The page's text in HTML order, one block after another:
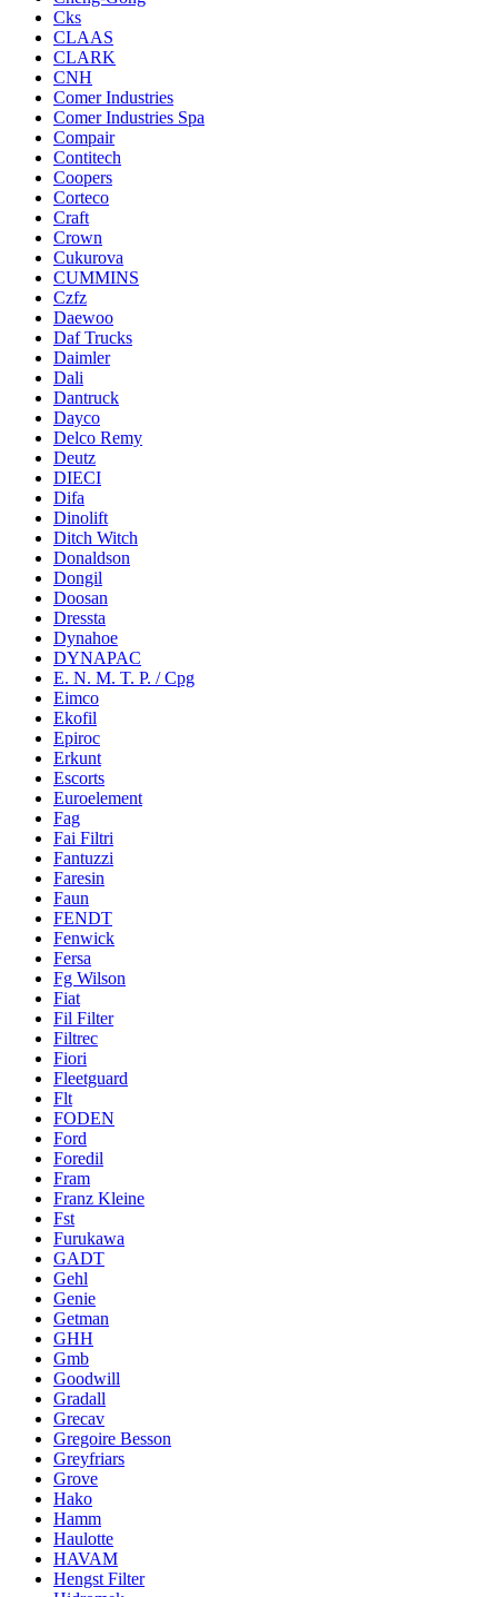
Cks
CLAAS
CLARK
CNH
Comer Industries
Comer Industries Spa
Compair
Contitech
Coopers
Corteco
Craft
Crown
Cukurova
CUMMINS
Czfz
Daewoo
Daf Trucks
Daimler
Dali
Dantruck
Dayco
Delco Remy
Deutz
DIECI
Difa
Dinolift
Ditch Witch
Donaldson
Dongil
Doosan
Dressta
Dynahoe
DYNAPAC
E. N. M. T. P. / Cpg
Eimco
Ekofil
Epiroc
Erkunt
Escorts
Euroelement
Fag
Fai Filtri
Fantuzzi
Faresin
Faun
FENDT
Fenwick
Fersa
Fg Wilson
Fiat
Fil Filter
Filtrec
Fiori
Fleetguard
Flt
FODEN
Ford
Foredil
Fram
Franz Kleine
Fst
Furukawa
GADT
Gehl
Genie
Getman
GHH
Gmb
Goodwill
Gradall
Grecav
Gregoire Besson
Greyfriars
Grove
Hako
Hamm
Haulotte
HAVAM
Hengst Filter